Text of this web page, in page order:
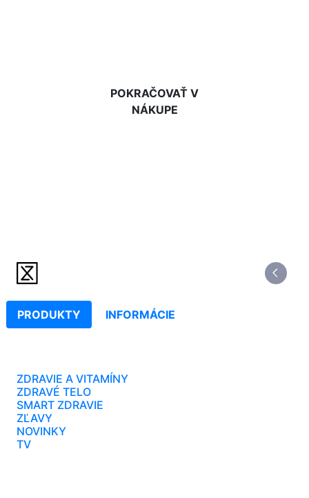
POKRAČOVAŤ V
NÁKUPE
PRODUKTY INFORMÁCIE
ZDRAVIE A VITAMÍNY
ZDRAVÉ TELO
SMART ZDRAVIE
ZĽAVY
NOVINKY
TV